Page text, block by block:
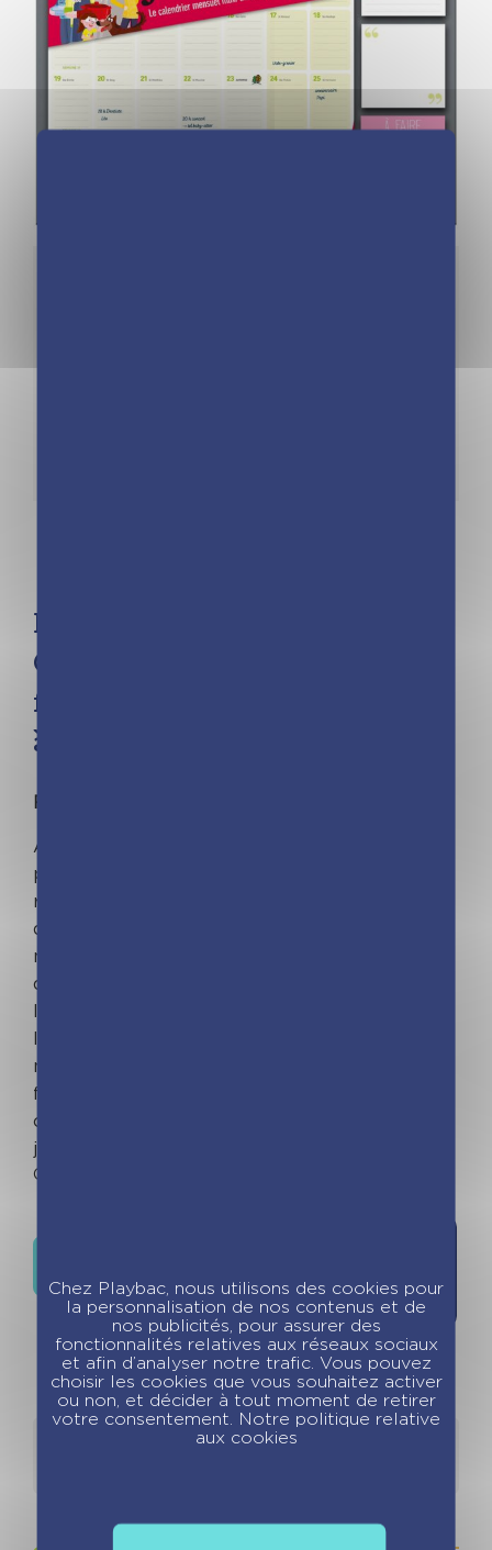
Frigobloc Mensuel 2023 –
Calendrier d’organisation
familiale / mois (de sept. 2022
à déc. 2023)
FRIGOBLOC©
Avec ce calendrier maxi aimanté qui tient
parfaitement sur tous les frigos (aimant
renforcé), planifiez tout de septembre 2022 à
décembre 2023. Le planning d'organisation par
mois permet de tout noter et de ne rien rater
de la vie familiale. Avec en bonus des blocs de
listes de courses, des notes repositionnables,
l'emploi du temps des enfants, une fiche de
numéros utiles, des fiches d'organisation
familiale et de nombreuses recettes et astuces
cuisine 100 % renouvelées. S'organiser n'a
jamais été aussi simple !
Out of stock
souhaits
Chez Playbac, nous utilisons des cookies pour
la personnalisation de nos contenus et de
nos publicités, pour assurer des
fonctionnalités relatives aux réseaux sociaux
et afin d’analyser notre trafic. Vous pouvez
choisir les cookies que vous souhaitez activer
ou non, et décider à tout moment de retirer
votre consentement. Notre politique relative
aux cookies